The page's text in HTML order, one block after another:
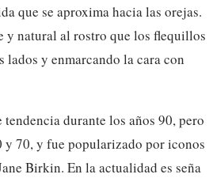
que se aproxima hacia las orejas.
y natural al rostro que los flequillos
lados y enmarcando la cara con
durante los años 90, pero
y 70, y fue popularizado por iconos
Birkin. En la actualidad es seña